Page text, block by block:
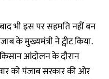
भी इस पर सहमति नहीं बन
के मुख्यमंत्री ने ट्वीट किया.
किसान आंदोलन के दौरान
को पंजाब सरकार की ओर